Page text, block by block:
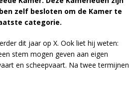
zelf besloten om de Kamer te
categorie.
dit jaar op X. Ook liet hij weten:
stem mogen geven aan eigen
en scheepvaart. Na twee termijnen